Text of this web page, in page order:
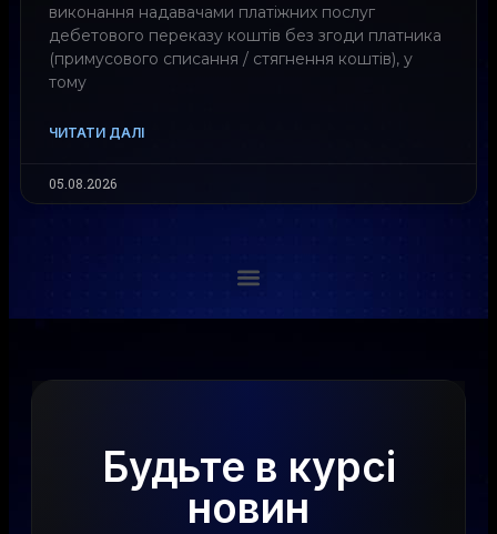
виконання надавачами платіжних послуг
дебетового переказу коштів без згоди платника
(примусового списання / стягнення коштів), у
тому
ЧИТАТИ ДАЛІ
05.08.2026
Будьте в курсі
новин